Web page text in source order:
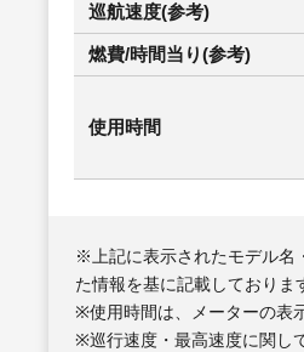
巡航速度(参考)
燃費/時間当り(参考)
使用時間
※上記に表示されたモデル名
た情報を基に記載しておりま
※使用時間は、メーターの表
※巡行速度・最高速度に関し